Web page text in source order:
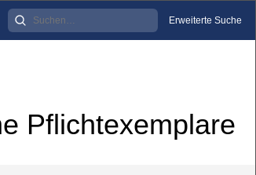
Erweiterte Suche
Pflichtexemplare